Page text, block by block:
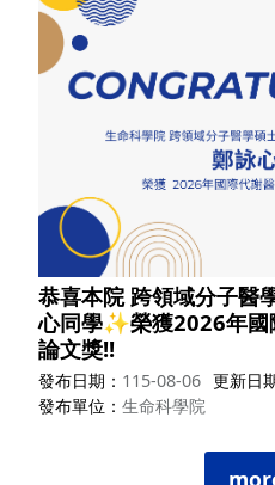
恭喜本院 跨領域分子醫
心同學✨榮獲2026年國
論文獎!!
發布日期 115-08-06 更新日
發布單位
生命科學院